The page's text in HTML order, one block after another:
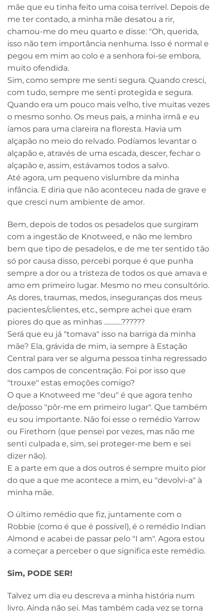
mãe que eu tinha feito uma coisa terrível. Depois de
me ter contado, a minha mãe desatou a rir,
chamou-me do meu quarto e disse: "Oh, querida,
isso não tem importância nenhuma. Isso é normal e
pegou em mim ao colo e a senhora foi-se embora,
muito ofendida.
Sim, como sempre me senti segura. Quando cresci,
com tudo, sempre me senti protegida e segura.
Quando era um pouco mais velho, tive muitas vezes
o mesmo sonho. Os meus pais, a minha irmã e eu
íamos para uma clareira na floresta. Havia um
alçapão no meio do relvado. Podíamos levantar o
alçapão e, através de uma escada, descer, fechar o
alçapão e, assim, estávamos todos a salvo.
Até agora, um pequeno vislumbre da minha
infância. E diria que não aconteceu nada de grave e
que cresci num ambiente de amor.
Bem, depois de todos os pesadelos que surgiram
com a ingestão de Knotweed, e não me lembro
bem que tipo de pesadelos, e de me ter sentido tão
só por causa disso, percebi porque é que punha
sempre a dor ou a tristeza de todos os que amava e
amo em primeiro lugar. Mesmo no meu consultório.
As dores, traumas, medos, inseguranças dos meus
pacientes/clientes, etc., sempre achei que eram
piores do que as minhas ............??????
Será que eu já "tomava" isso na barriga da minha
mãe? Ela, grávida de mim, ia sempre à Estação
Central para ver se alguma pessoa tinha regressado
dos campos de concentração. Foi por isso que
"trouxe" estas emoções comigo?
O que a Knotweed me "deu" é que agora tenho
de/posso "pôr-me em primeiro lugar". Que também
eu sou importante. Não foi esse o remédio Yarrow
ou Firethorn (que pensei por vezes, mas não me
senti culpada e, sim, sei proteger-me bem e sei
dizer não).
E a parte em que a dos outros é sempre muito pior
do que a que me acontece a mim, eu "devolvi-a" à
minha mãe.
O último remédio que fiz, juntamente com o
Robbie (como é que é possível), é o remédio Indian
Almond e acabei de passar pelo "I am". Agora estou
a começar a perceber o que significa este remédio.
Sim, PODE SER!
Talvez um dia eu descreva a minha história num
livro. Ainda não sei. Mas também cada vez se torna